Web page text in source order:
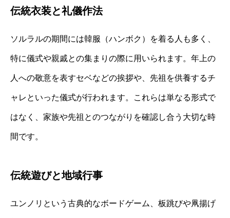
伝統衣装と礼儀作法
ソルラルの期間には韓服（ハンボク）を着る人も多く、
特に儀式や親戚との集まりの際に用いられます。年上の
人への敬意を表すセベなどの挨拶や、先祖を供養するチ
ャレといった儀式が行われます。これらは単なる形式で
はなく、家族や先祖とのつながりを確認し合う大切な時
間です。
伝統遊びと地域行事
ユンノリという古典的なボードゲーム、板跳びや凧揚げ